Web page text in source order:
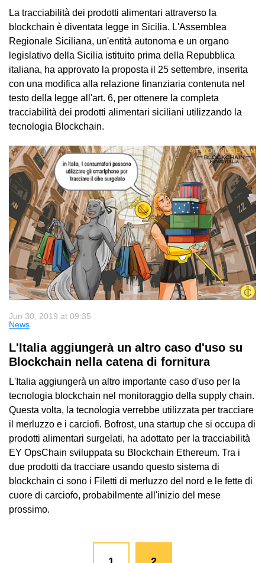
La tracciabilità dei prodotti alimentari attraverso la
blockchain è diventata legge in Sicilia. L'Assemblea
Regionale Siciliana, un'entità autonoma e un organo
legislativo della Sicilia istituito prima della Repubblica
italiana, ha approvato la proposta il 25 settembre, inserita
con una modifica alla relazione finanziaria contenuta nel
testo della legge all'art. 6, per ottenere la completa
tracciabilità dei prodotti alimentari siciliani utilizzando la
tecnologia Blockchain.
Jun 30, 2019 at 09:35
News
L'Italia aggiungerà un altro caso d'uso su
Blockchain nella catena di fornitura
L'Italia aggiungerà un altro importante caso d'uso per la
tecnologia blockchain nel monitoraggio della supply chain.
Questa volta, la tecnologia verrebbe utilizzata per tracciare
il merluzzo e i carciofi. Bofrost, una startup che si occupa di
prodotti alimentari surgelati, ha adottato per la tracciabilità
EY OpsChain sviluppata su Blockchain Ethereum. Tra i
due prodotti da tracciare usando questo sistema di
blockchain ci sono i Filetti di merluzzo del nord e le fette di
cuore di carciofo, probabilmente all'inizio del mese
prossimo.